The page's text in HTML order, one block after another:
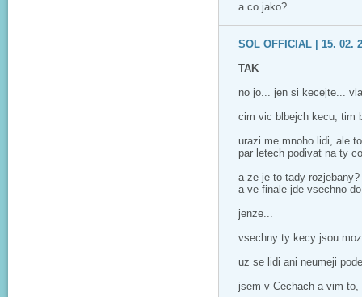
a co jako?
SOL OFFICIAL | 15. 02.
TAK
no jo... jen si kecejte...
cim vic blbejch kecu, tim
urazi me mnoho lidi, ale
par letech podivat na ty
a ze je to tady
a ve finale jde vsechno
jenze...
vsechny ty kecy jsou
uz se lidi ani neumeji
jsem v Cechach a vim